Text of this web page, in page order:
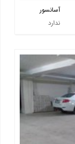
آسانسور
ندارد